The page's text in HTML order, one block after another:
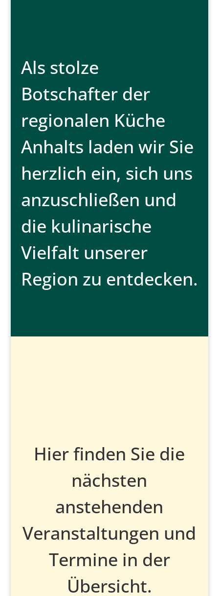
Als stolze
Botschafter der
regionalen Küche
Anhalts laden wir Sie
herzlich ein, sich uns
anzuschließen und
die kulinarische
Vielfalt unserer
Region zu entdecken.
Hier finden Sie die
nächsten
anstehenden
Veranstaltungen und
Termine in der
Übersicht.